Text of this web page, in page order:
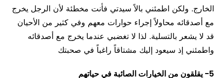
الخارج. ولكن اطمئني بالاً سيدتي فأنت مخطئة لأن الرجل يخرج
مع أصدقائه محاولاً إجراء حوارات معهم وفي كثير من الأحيان
قد لا يشعر بالتسلية. لذا لا تغضبي عندما يخرج مع أصدقائه
واطمئني إذ سيعود إليك مشتاقاً راغباً في صحبتك
5- يقلقون من الخيارات الصائبة في حياتهم